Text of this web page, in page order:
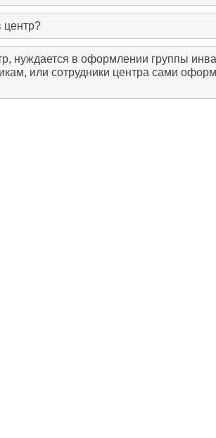
центр?
нуждается в оформлении группы
или сотрудники центра сами